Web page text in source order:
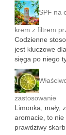
SPF na
krem z filtrem
Codzienne
jest kluczowe
sięga po niego
zastosowanie
Limonka, mały,
aromacie, to nie
prawdziwy skarb